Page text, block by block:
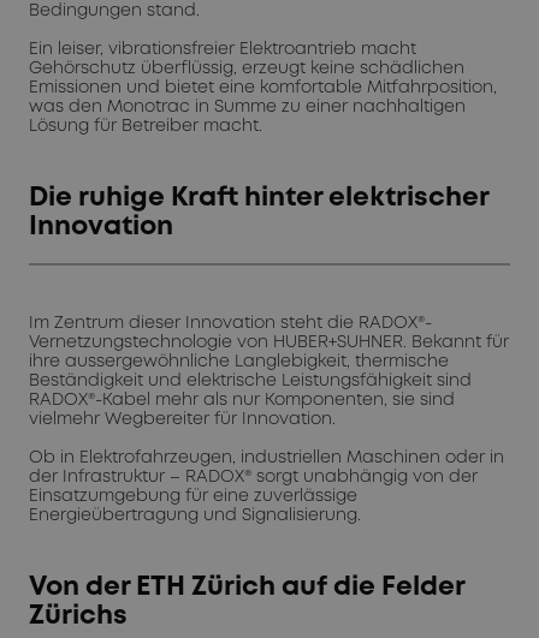
Bedingungen stand.
Ein leiser, vibrationsfreier Elektroantrieb macht
Gehörschutz überflüssig, erzeugt keine schädlichen
Emissionen und bietet eine komfortable Mitfahrposition,
was den Monotrac in Summe zu einer nachhaltigen
Lösung für Betreiber macht.
Die ruhige Kraft hinter elektrischer
Innovation
Im Zentrum dieser Innovation steht die RADOX®-
Vernetzungstechnologie von HUBER+SUHNER. Bekannt für
ihre aussergewöhnliche Langlebigkeit, thermische
Beständigkeit und elektrische Leistungsfähigkeit sind
RADOX®-Kabel mehr als nur Komponenten, sie sind
vielmehr Wegbereiter für Innovation.
Ob in Elektrofahrzeugen, industriellen Maschinen oder in
der Infrastruktur – RADOX® sorgt unabhängig von der
Einsatzumgebung für eine zuverlässige
Energieübertragung und Signalisierung.
Von der ETH Zürich auf die Felder
Zürichs